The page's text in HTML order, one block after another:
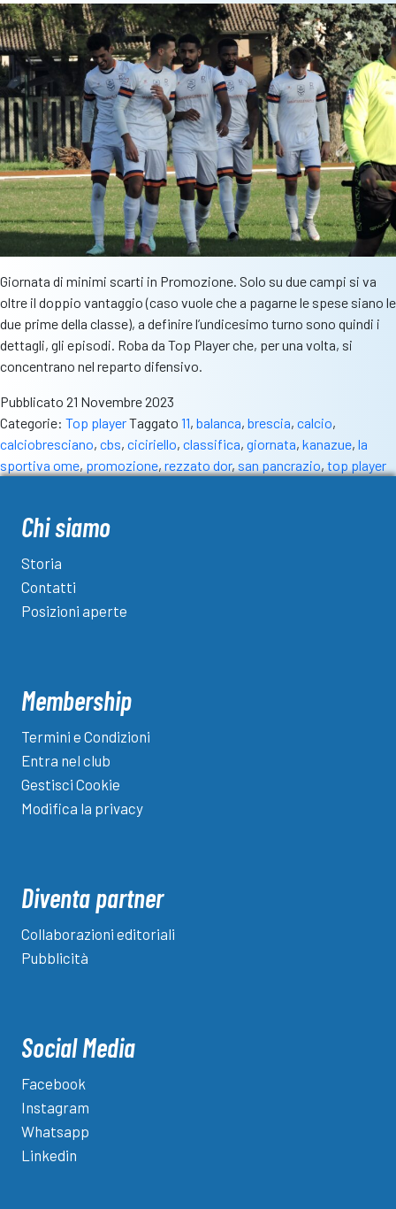
Giornata di minimi scarti in Promozione. Solo su due campi si va
oltre il doppio vantaggio (caso vuole che a pagarne le spese siano le
due prime della classe), a definire l’undicesimo turno sono quindi i
dettagli, gli episodi. Roba da Top Player che, per una volta, si
concentrano nel reparto difensivo.
Pubblicato 21 Novembre 2023
Categorie: Top playerTaggato 11, balanca, brescia, calcio,
calciobresciano, cbs, ciciriello, classifica, giornata, kanazue, la
sportiva ome, promozione, rezzato dor, san pancrazio, top player
Chi siamo
Storia
Contatti
Posizioni aperte
Membership
Termini e Condizioni
Entra nel club
Gestisci Cookie
Modifica la privacy
Diventa partner
Collaborazioni editoriali
Pubblicità
Social Media
Facebook
Instagram
Whatsapp
Linkedin